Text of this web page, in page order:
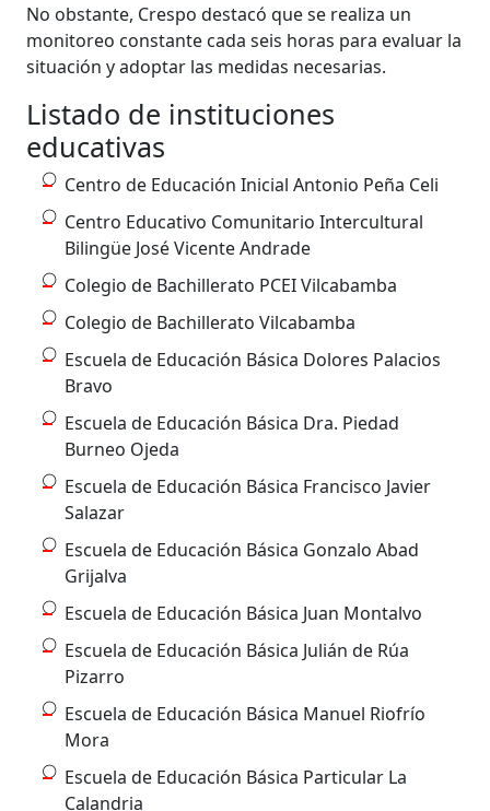
No obstante, Crespo destacó que se realiza un
monitoreo constante cada seis horas para evaluar la
situación y adoptar las medidas necesarias.
Listado de instituciones
educativas
Centro de Educación Inicial Antonio Peña Celi
Centro Educativo Comunitario Intercultural
Bilingüe José Vicente Andrade
Colegio de Bachillerato PCEI Vilcabamba
Colegio de Bachillerato Vilcabamba
Escuela de Educación Básica Dolores Palacios
Bravo
Escuela de Educación Básica Dra. Piedad
Burneo Ojeda
Escuela de Educación Básica Francisco Javier
Salazar
Escuela de Educación Básica Gonzalo Abad
Grijalva
Escuela de Educación Básica Juan Montalvo
Escuela de Educación Básica Julián de Rúa
Pizarro
Escuela de Educación Básica Manuel Riofrío
Mora
Escuela de Educación Básica Particular La
Calandria